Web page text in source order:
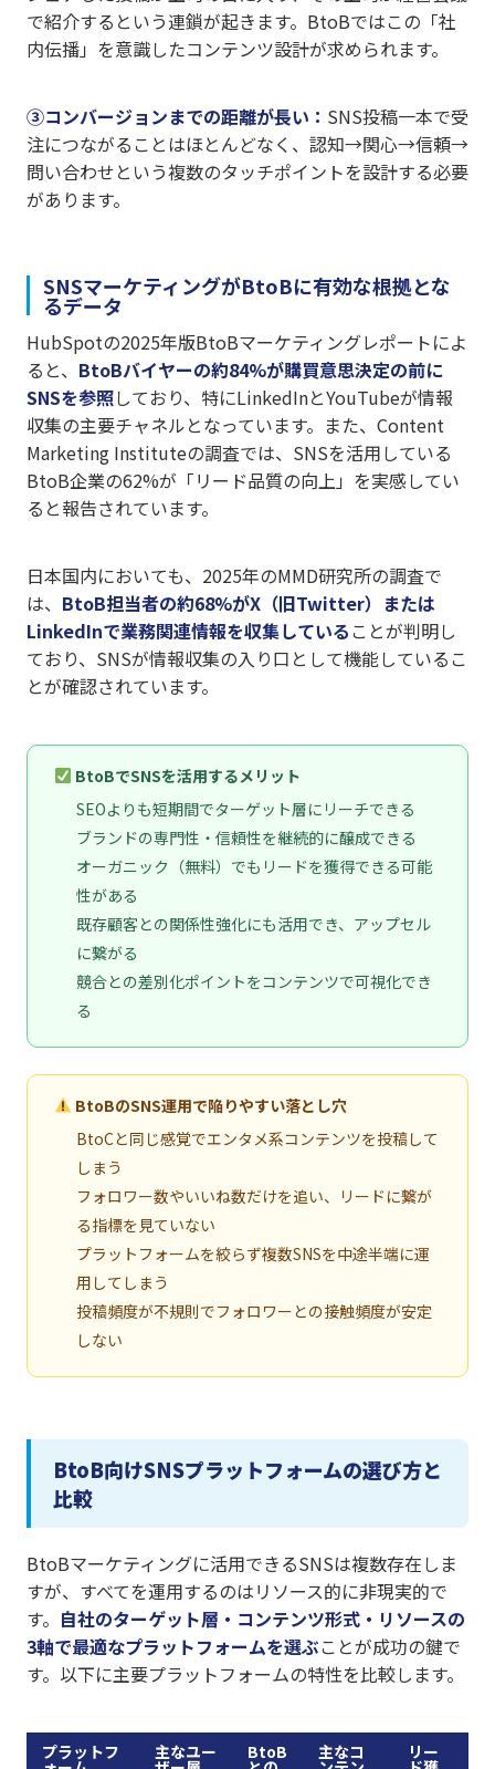
で紹介するという連鎖が起きます。BtoBではこの「社
内伝播」を意識したコンテンツ設計が求められます。
③コンバージョンまでの距離が長い： SNS投稿一本で受
注につながることはほとんどなく、認知→関心→信頼→
問い合わせという複数のタッチポイントを設計する必要
があります。
SNSマーケティングがBtoBに有効な根拠とな
るデータ
HubSpotの2025年版BtoBマーケティングレポートによ
ると、 BtoBバイヤーの約84%が購買意思決定の前に
SNSを参照しており、特にLinkedInとYouTubeが情報
収集の主要チャネルとなっています。また、Content
Marketing Instituteの調査では、SNSを活用している
BtoB企業の62%が「リード品質の向上」を実感してい
ると報告されています。
日本国内においても、2025年のMMD研究所の調査で
は、 BtoB担当者の約68%がX（旧Twitter）または
LinkedInで業務関連情報を収集している ことが判明し
ており、SNSが情報収集の入り口として機能しているこ
とが確認されています。
BtoBでSNSを活用するメリット
SEOよりも短期間でターゲット層にリーチできる
ブランドの専門性・信頼性を継続的に醸成できる
オーガニック（無料）でもリードを獲得できる可能
性がある
既存顧客との関係性強化にも活用でき、アップセル
に繋がる
競合との差別化ポイントをコンテンツで可視化でき
る
BtoBのSNS運用で陥りやすい落とし穴
BtoCと同じ感覚でエンタメ系コンテンツを投稿して
しまう
フォロワー数やいいね数だけを追い、リードに繋が
る指標を見ていない
プラットフォームを絞らず複数SNSを中途半端に運
用してしまう
投稿頻度が不規則でフォロワーとの接触頻度が安定
しない
BtoB向けSNSプラットフォームの選び方と
比較
BtoBマーケティングに活用できるSNSは複数存在しま
すが、すべてを運用するのはリソース的に非現実的で
す。 自社のターゲット層・コンテンツ形式・リソースの
3軸で最適なプラットフォームを選ぶことが成功の鍵で
す。以下に主要プラットフォームの特性を比較します。
プラットフ 主なユー BtoB 主なコ リー